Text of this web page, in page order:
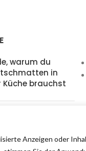
Anzeigen oder
warum du
in
Küche brauchst
revolutionieren